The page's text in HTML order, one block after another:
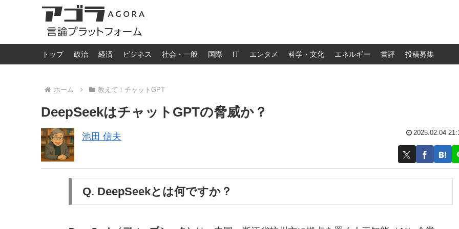
トップ 政治 経済 ビジネス 社会・一般 国際 IT エンタメ 科学・文化 エネルギー 書評 投稿募集
ホーム 教えて！チャットGPT
DeepSeekはチャットGPTの脅威か？
池田 信夫 2025.02.04
Q. DeepSeekとは何ですか？